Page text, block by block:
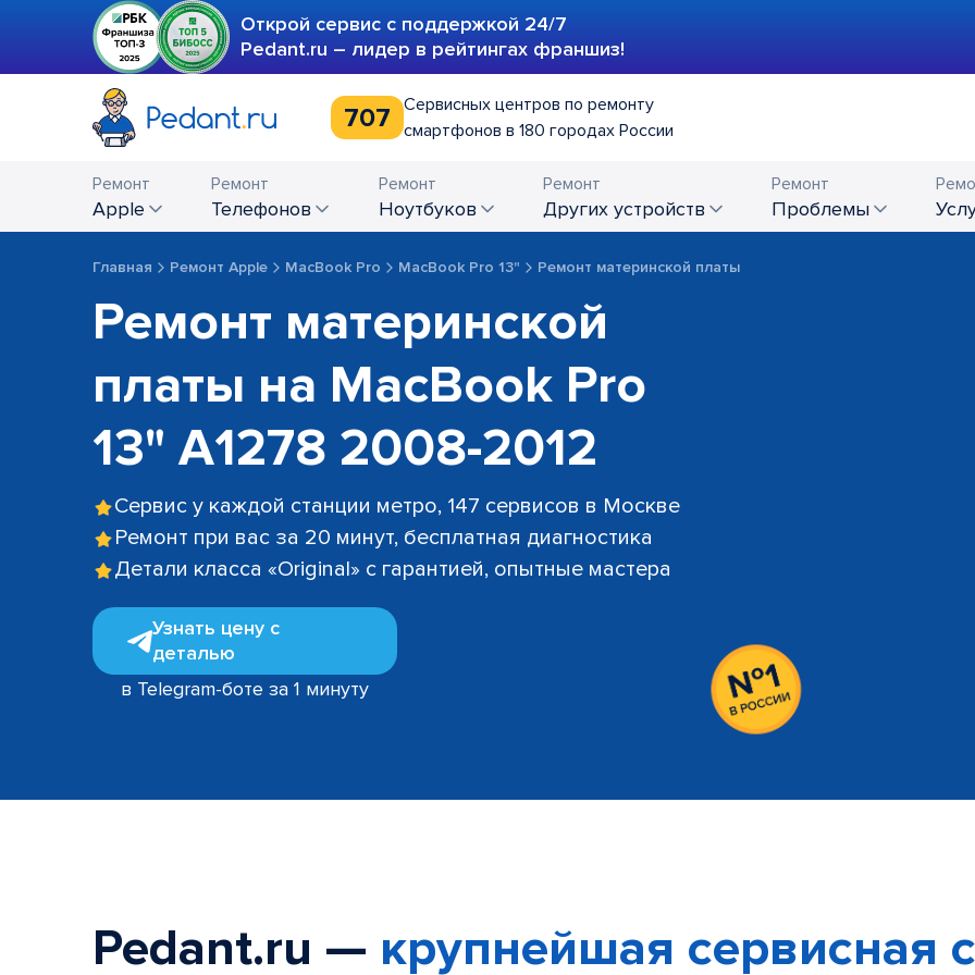
Открой сервис с поддержкой 24/7
Pedant.ru – лидер в рейтингах франшиз!
707
Сервисных центров по ремонту
смартфонов в 180 городах России
Ремонт
Apple
Ремонт
телефонов
Ремонт
ноутбуков
Ремонт
других устройств
Ремонт
проблемы
Главная Ремонт Apple MacBook Pro MacBook Pro 13" Ремонт материнской платы
Ремонт материнской
платы на MacBook Pro
13" A1278 2008-2012
Сервис у каждой станции метро, 147 сервисов в Москве
Ремонт при вас за 20 минут, бесплатная диагностика
Детали класса «Original» с гарантией, опытные мастера
Узнать цену с
деталью
в Telegram-боте за 1 минуту
Pedant.ru — крупнейшая сервисная